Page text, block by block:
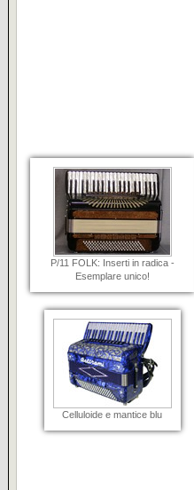
P/11 FOLK: Inserti in radica -
Esemplare unico!
Celluloide e mantice blu